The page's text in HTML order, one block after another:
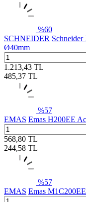
%60
SCHNEIDER
Ø40mm
1.213,43 TL
485,37 TL
%57
EMAS Emas H200EE
568,80 TL
244,58 TL
%57
EMAS Emas